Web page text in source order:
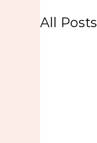
All Posts